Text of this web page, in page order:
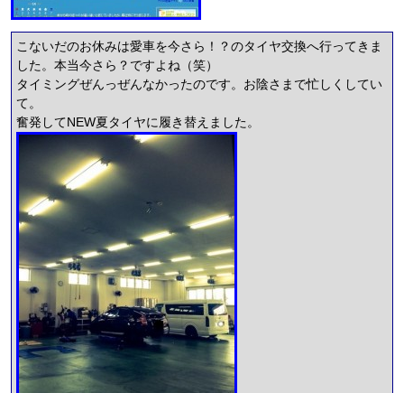
こないだのお休みは愛車を今さら！？のタイヤ交換へ行ってきま
した。本当今さら？ですよね（笑）
タイミングぜんっぜんなかったのです。お陰さまで忙しくしてい
て。
奮発してNEW夏タイヤに履き替えました。